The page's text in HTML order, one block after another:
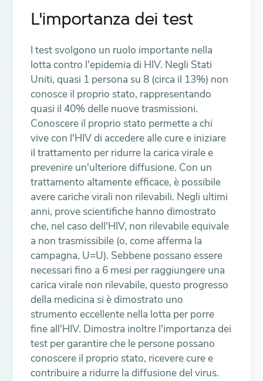
L'importanza dei test
I test svolgono un ruolo importante nella
lotta contro l'epidemia di HIV. Negli Stati
Uniti, quasi 1 persona su 8 (circa il 13%) non
conosce il proprio stato, rappresentando
quasi il 40% delle nuove trasmissioni.
Conoscere il proprio stato permette a chi
vive con l'HIV di accedere alle cure e iniziare
il trattamento per ridurre la carica virale e
prevenire un'ulteriore diffusione. Con un
trattamento altamente efficace, è possibile
avere cariche virali non rilevabili. Negli ultimi
anni, prove scientifiche hanno dimostrato
che, nel caso dell'HIV, non rilevabile equivale
a non trasmissibile (o, come afferma la
campagna, U=U). Sebbene possano essere
necessari fino a 6 mesi per raggiungere una
carica virale non rilevabile, questo progresso
della medicina si è dimostrato uno
strumento eccellente nella lotta per porre
fine all'HIV. Dimostra inoltre l'importanza dei
test per garantire che le persone possano
conoscere il proprio stato, ricevere cure e
contribuire a ridurre la diffusione del virus.